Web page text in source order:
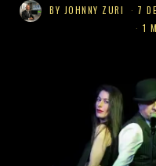
BY JOHNNY ZURI 7
1